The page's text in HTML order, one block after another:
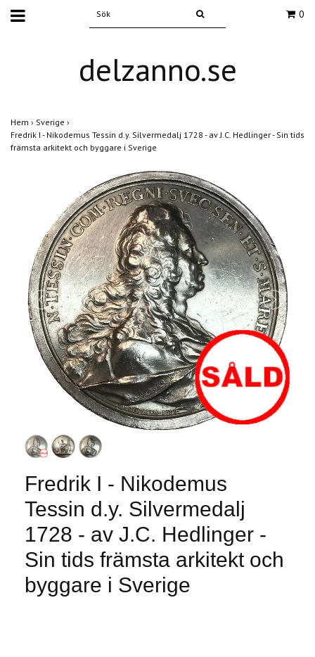
0
delzanno.se
Hem › Sverige ›
Fredrik I - Nikodemus Tessin d.y. Silvermedalj 1728 - av J.C. Hedlinger - Sin tids
främsta arkitekt och byggare i Sverige
Fredrik I - Nikodemus
Tessin d.y. Silvermedalj
1728 - av J.C. Hedlinger -
Sin tids främsta arkitekt och
byggare i Sverige